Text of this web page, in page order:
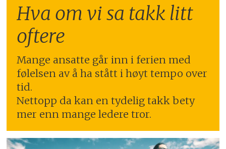
Hva om vi sa takk litt
oftere
Mange ansatte går inn i ferien med
følelsen av å ha stått i høyt tempo over
tid.
Nettopp da kan en tydelig takk bety
mer enn mange ledere tror.